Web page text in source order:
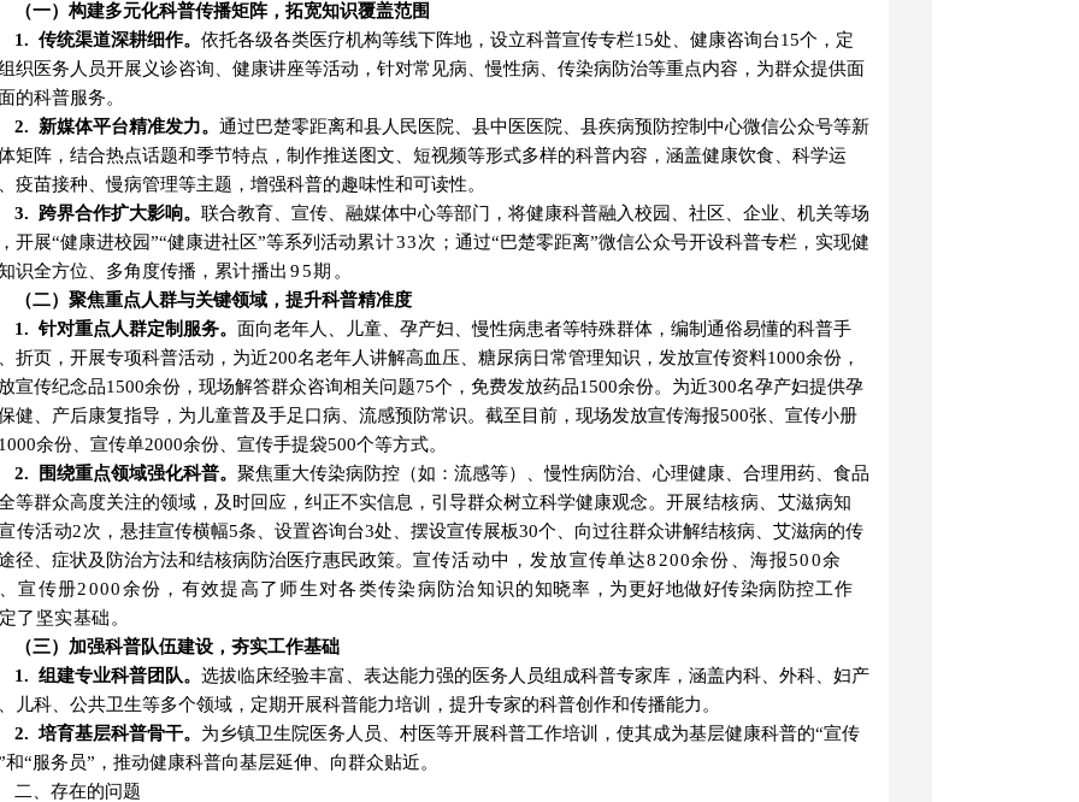
（一）构建多元化科普传播矩阵，拓宽知识覆盖范围
1. 传统渠道深耕细作。依托各级各类医疗机构等线下阵地，设立科普宣传专栏15处 、健康咨询台15个 ，定
织医务人员开展义诊咨询、健康讲座等活动，针对常见病、慢性病、传染病防治等重点内容，为群众提供面
的科普服务。
2. 新媒体平台精准发力。通过巴楚零距离和县人民医院、县中医医院 、县疾病预防控制中心微信公众号等新
矩阵，结合热点话题和季节特点，制作推送图文、短视频等形式多样的科普内容，涵盖健康饮食、科学运
疫苗接种、慢病管理等主题，增强科普的趣味性和可读性。
3. 跨界合作扩大影响。联合教育、宣传、融媒体中心等部门，将健康科普融入校园、社区、企业、机关等场
开展“健康进校园”“健康进社区”等系列活动累计33次 ；通过“巴楚零距离”微信公众号开设科普专栏，实现健
识全方位、多角度传播 ， 累计播出 95期 。
（二）聚焦重点人群与关键领域，提升科普精准度
1. 针对重点人群定制服务。面向老年人、儿童、孕产妇、慢性病患者等特殊群体，编制通俗易懂的科普手
折页，开展专项科普活动，为近200名老年人讲解高血压、糖尿病日常管理知识， 发放宣传资料1000余份，
宣传纪念品1500余份，现场解答群众咨询相关问题75个，免费发放药品1500余份。 为近300名孕产妇提供孕
健、产后康复指导，为儿童普及手足口病、流感预防常识。 截至目前， 现场发放宣传海报500张、宣传小册
余份、宣传单2000余份、宣传手提袋500个等方式。
2.
围绕重点领域强化科普。聚焦重大传染病防控（如 ：流感等）、慢性病防治、心理健康、合理用药、食品
等群众高度关注的领域，及时回应，纠正不实信息，引导群众树立科学健康观念。 开展结核病 、艾滋病知
传活动2次， 悬挂宣传横幅5条、设置咨询台3处、摆设宣传展板30个、向过往群众讲解结核病 、艾滋病的传
径、症状及防治方法和结核病防治医疗惠民政策。 宣传活动中，发放宣传单达8200余份、海报500余
宣传册2000余份，有效提高了师生对各类传染病防治知识的知晓率，为更好地做好传染病防控工作
了坚实基础。
（三）加强科普队伍建设，夯实工作基础
1. 组建专业科普团队。选拔临床经验丰富、表达能力强的医务人员组成科普专家库，涵盖内科、外科、妇产
儿科、公共卫生等多个领域，定期开展科普能力培训，提升专家的科普创作和传播能力。
2. 培育基层科普骨干。 为乡镇卫生院医务人员、村医等开展科普工作培训，使其成为基层健康科普的“宣传
和“ 服务员” ，推动健康科普向基层延伸、向群众贴近。
二
、存在的问题